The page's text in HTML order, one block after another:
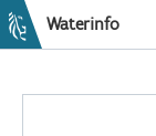
Waterinfo